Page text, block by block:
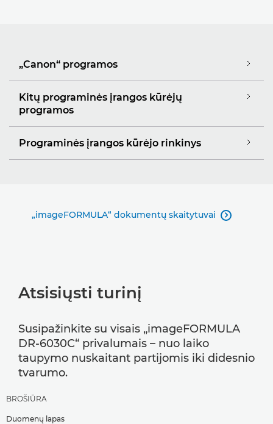
„Canon“ programos
Kitų programinės įrangos kūrėjų
programos
Programinės įrangos kūrėjo rinkinys
„imageFORMULA“ dokumentų skaitytuvai 
Atsisiųsti turinį
Susipažinkite su visais „imageFORMULA
DR-6030C“ privalumais – nuo laiko
taupymo nuskaitant partijomis iki didesnio
tvarumo.
BROŠIŪRA
Duomenų lapas